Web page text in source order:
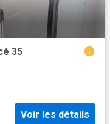
35
Voir les détails